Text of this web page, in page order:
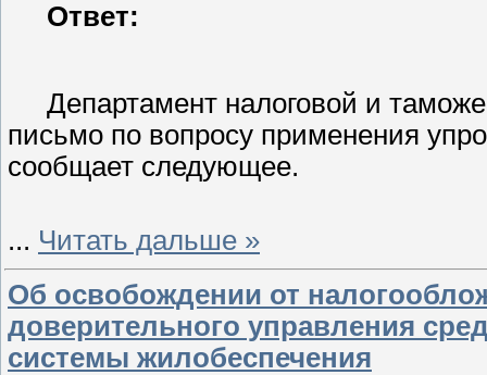
Ответ:
Департамент налоговой и
письмо по вопросу применения
сообщает следующее.
... Читать дальше »
Об освобождении от
доверительного управления
системы жилобеспечения